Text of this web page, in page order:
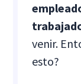
venir.
esto?